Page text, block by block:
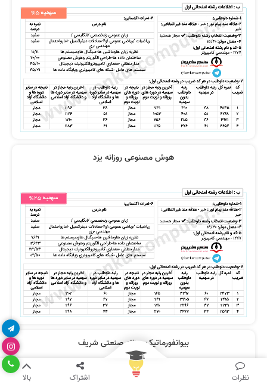
نظرات اشتراک بالا
هوش مصنوعی روزانه یزد
بیوانفورماتیک روزانه صنعتی شریف